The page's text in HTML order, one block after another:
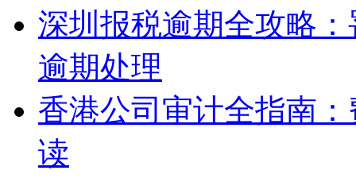
深圳报税逾期全攻略
逾期处理
香港公司审计全指南
读